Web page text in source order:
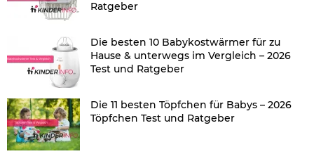
Ratgeber
Die besten 10 Babykostwärmer für zu
Hause & unterwegs im Vergleich – 2026
Test und Ratgeber
Die 11 besten Töpfchen für Babys – 2026
Töpfchen Test und Ratgeber